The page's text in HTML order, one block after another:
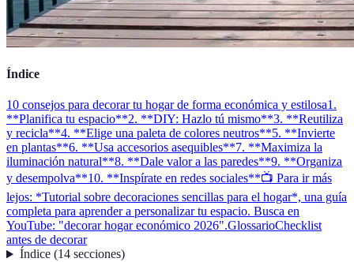
Índice
10 consejos para decorar tu hogar de forma económica y estilosa1.
**Planifica tu espacio**2. **DIY: Hazlo tú mismo**3. **Reutiliza
y recicla**4. **Elige una paleta de colores neutros**5. **Invierte
en plantas**6. **Usa accesorios asequibles**7. **Maximiza la
iluminación natural**8. **Dale valor a las paredes**9. **Organiza
y desempolva**10. **Inspírate en redes sociales**📺 Para ir más
lejos: *Tutorial sobre decoraciones sencillas para el hogar*, una guía
completa para aprender a personalizar tu espacio. Busca en
YouTube: "decorar hogar económico 2026".GlossarioChecklist
antes de decorar
Índice(14 secciones)